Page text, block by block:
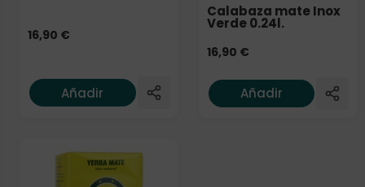
16,90 €
Añadir
Calabaza mate Inox
Verde 0.24l.
16,90 €
Añadir